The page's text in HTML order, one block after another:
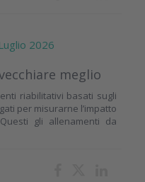
2026
meglio
riabilitativi basati sugli
per misurarne l’impatto
gli allenamenti da